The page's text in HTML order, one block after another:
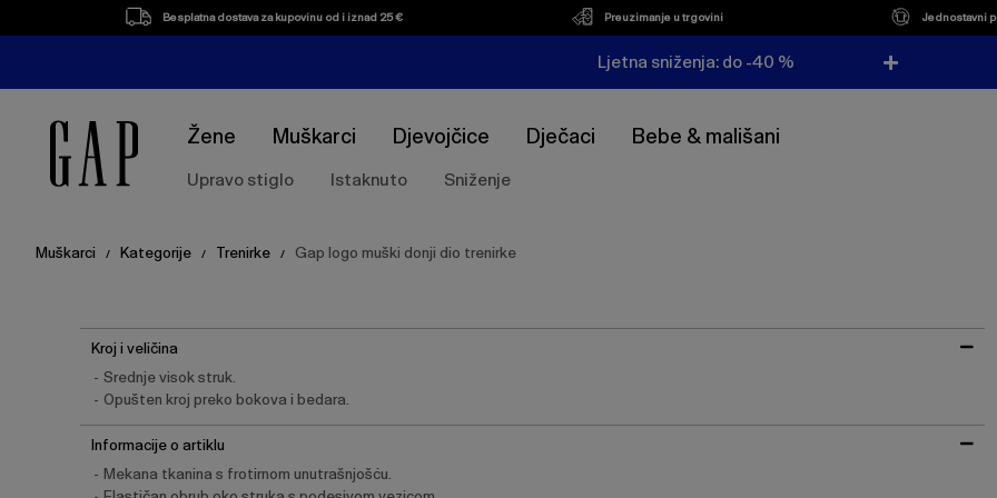
Besplatna dostava za kupovinu od i iznad 25 € Preuzimanje u trgovini Jednostavni
Ljetna sniženja: do -40 %
Žene Muškarci Djevojčice Dječaci Bebe & mališani
Upravo stiglo Istaknuto Sniženje
Muškarci / Kategorije / Trenirke / Gap logo muški donji dio trenirke
Kroj i veličina
Srednje visok struk.
Opušten kroj preko bokova i bedara.
Informacije o artiklu
Mekana tkanina s frotirnom unutrašnjošću.